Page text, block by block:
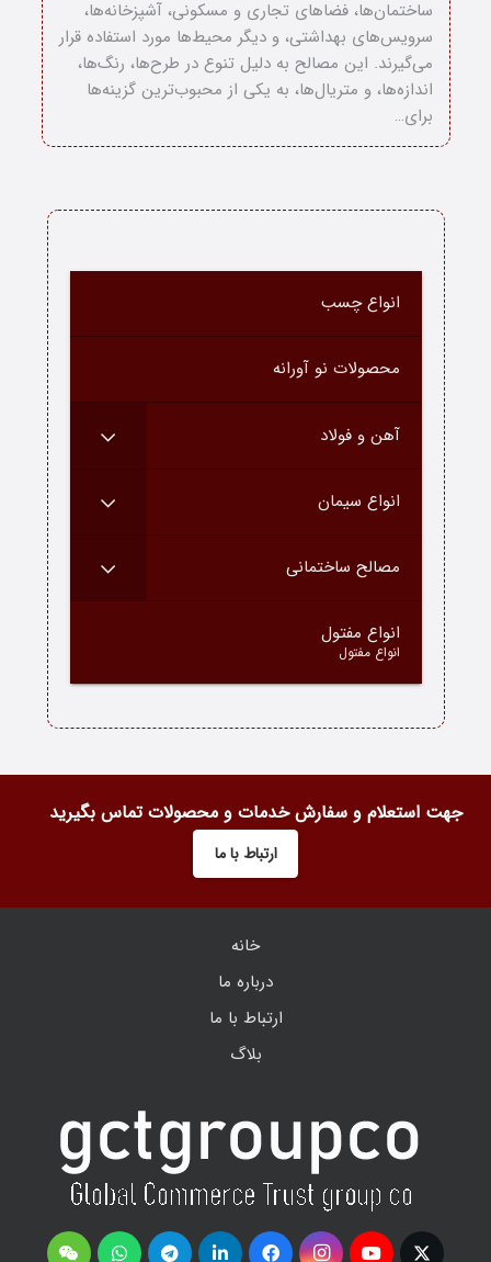
خانه
درباره ما
ارتباط با ما
دسته محصولات
بلاگ
ساختمان‌ها، فضاهای تجاری و مسکونی، آشپزخانه‌ها،
سرویس‌های بهداشتی، و دیگر محیط‌ها مورد استفاده قرار
می‌گیرند. این مصالح به دلیل تنوع در طرح‌ها، رنگ‌ها،
اندازه‌ها، و متریال‌ها، به یکی از محبوب‌ترین گزینه‌ها
برای…
انواع چسب
محصولات نو آورانه
آهن و فولاد
انواع سیمان
مصالح ساختمانی
انواع مفتول
انواع مفتول
جهت استعلام و سفارش خدمات و محصولات تماس بگیرید
ارتباط با ما
خانه
درباره ما
ارتباط با ما
بلاگ